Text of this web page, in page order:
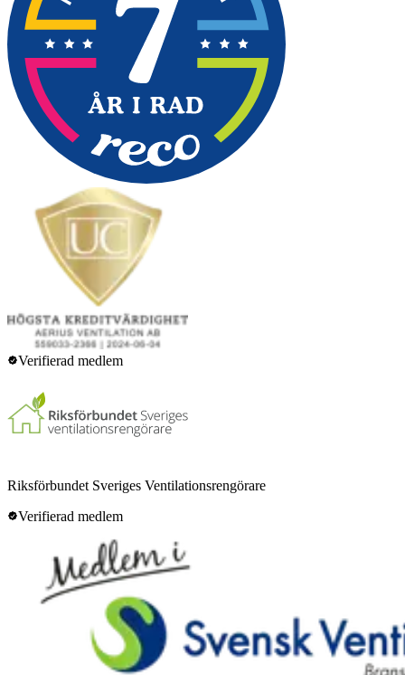
Verifierad medlem
Riksförbundet Sveriges Ventilationsrengörare
Verifierad medlem